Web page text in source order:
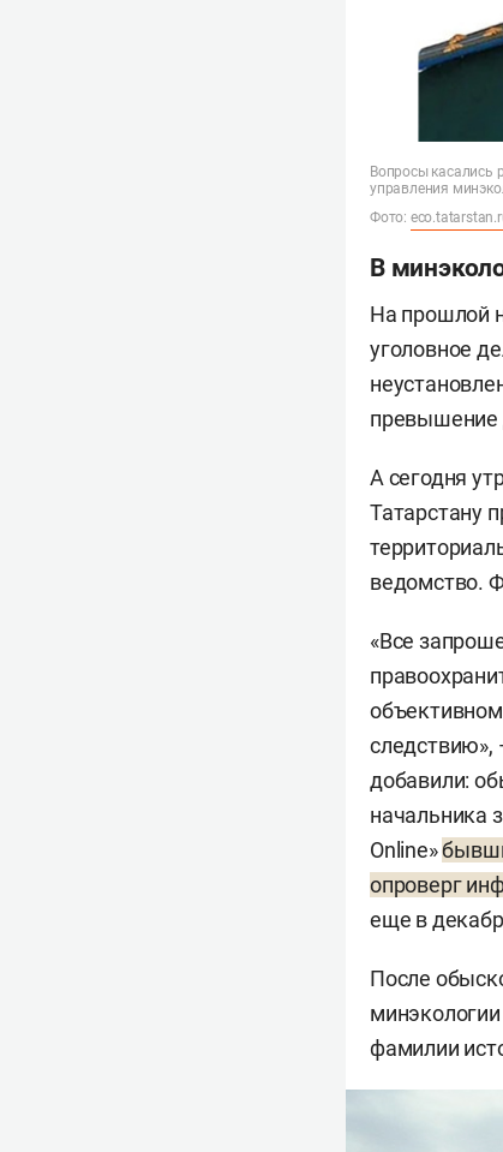
Вопросы касались
управления
Фото:
В
На прошлой
уголовное
превышение
А сегодня
Татарстану
ведомство.
«Все
следствию»,
добавили:
начальника
Online»
опроверг
еще в
После
фамилии